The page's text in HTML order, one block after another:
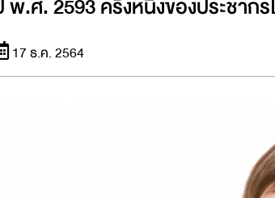
พ.ศ. 2593 ครึ่งหนึ่งของประชาก
17 ธ.ค. 2564